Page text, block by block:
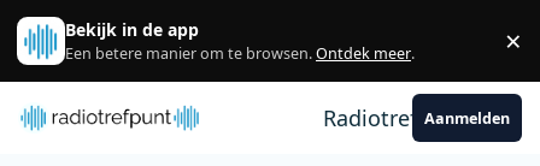
Spring naar bijdragen
Bekijk in de app
Een betere manier om te browsen.Ontdek meer. ×
RadiotrefpuntAanmelden